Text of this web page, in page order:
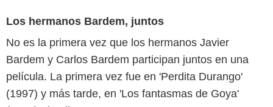
Los hermanos Bardem, juntos
No es la primera vez que los hermanos Javier
Bardem y Carlos Bardem participan juntos en una
película. La primera vez fue en 'Perdita Durango'
(1997) y más tarde, en 'Los fantasmas de Goya'